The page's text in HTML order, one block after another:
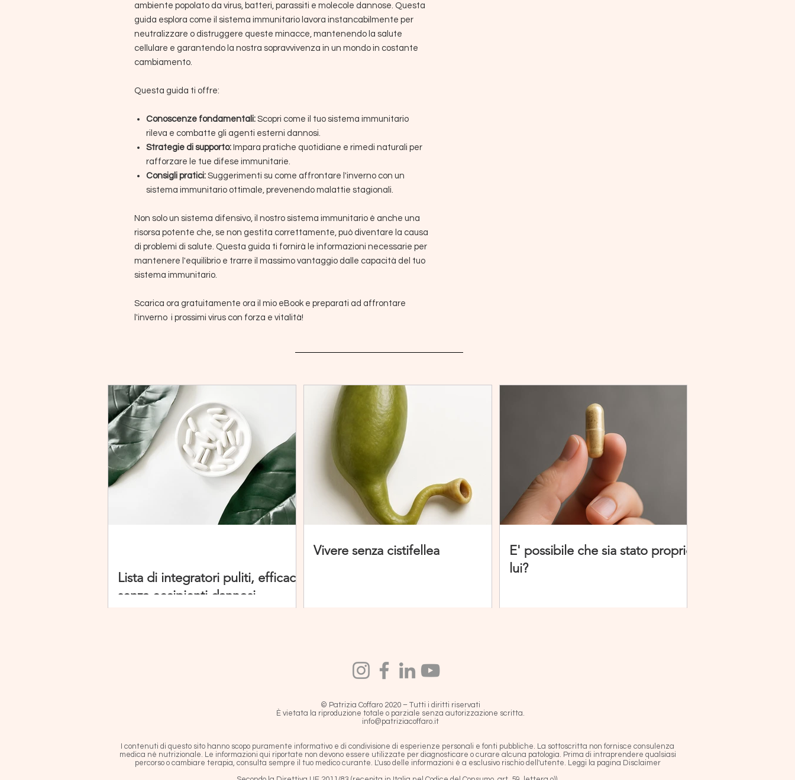
ambiente popolato da virus, batteri, parassiti e molecole dannose. Questa
guida esplora come il sistema immunitario lavora instancabilmente per
neutralizzare o distruggere queste minacce, mantenendo la salute
cellulare e garantendo la nostra sopravvivenza in un mondo in costante
cambiamento.
Questa guida ti offre:
Conoscenze fondamentali: Scopri come il tuo sistema immunitario
rileva e combatte gli agenti esterni dannosi.
Strategie di supporto: Impara pratiche quotidiane e rimedi naturali per
rafforzare le tue difese immunitarie.
Consigli pratici: Suggerimenti su come affrontare l'inverno con un
sistema immunitario ottimale, prevenendo malattie stagionali.
Non solo un sistema difensivo, il nostro sistema immunitario è anche una
risorsa potente che, se non gestita correttamente, può diventare la causa
di problemi di salute. Questa guida ti fornirà le informazioni necessarie per
mantenere l'equilibrio e trarre il massimo vantaggio dalle capacità del tuo
sistema immunitario.
Scarica ora gratuitamente ora il mio eBook e preparati ad affrontare
l'inverno i prossimi virus con forza e vitalità!
Lista di integratori puliti, efficaci
senza eccipienti dannosi
Vivere senza cistifellea
E' possibile che sia stato proprio
lui?
© Patrizia Coffaro 2020 – Tutti i diritti riservati
È vietata la riproduzione totale o parziale senza autorizzazione scritta.
info@patriziacoffaro.it
I contenuti di questo sito hanno scopo puramente informativo e di condivisione di esperienze personali e fonti pubbliche. La sottoscritta non fornisce consulenza
medica né nutrizionale. Le informazioni qui riportate non devono essere utilizzate per diagnosticare o curare alcuna patologia. Prima di intraprendere qualsiasi
percorso o cambiare terapia, consulta sempre il tuo medico curante. L'uso delle informazioni è a esclusivo rischio dell'utente. Leggi la pagina Disclaimer